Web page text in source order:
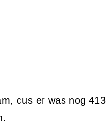
dus er was nog